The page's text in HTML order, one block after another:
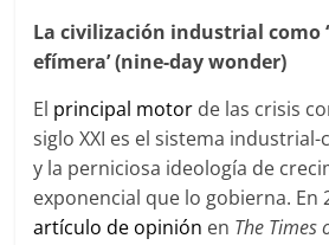
La civilización industrial como
efímera’ (nine-day wonder)
El principal motor de las crisis
siglo XXI es el sistema
y la perniciosa ideología de
exponencial que lo gobierna. En
artículo de opinión en The Times